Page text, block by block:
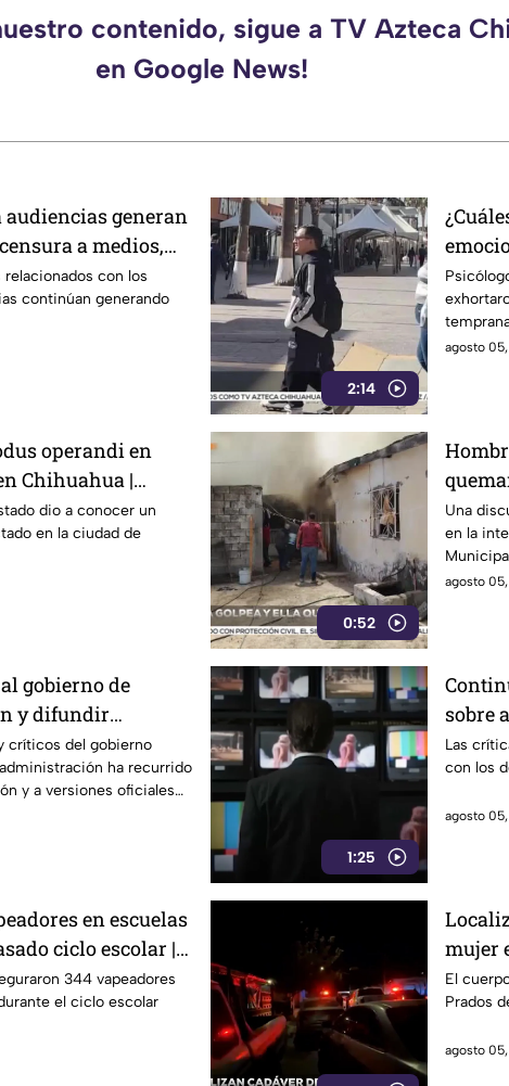
contenido, sigue a TV Azteca
en Google News!
generan
a medios,
con los
continúan generando
2:14
agosto
operandi en
Chihuahua |
dio a conocer un
en la ciudad de
0:52
Juárez
Una
en la
Juárez.
agosto
gobierno de
y difundir
críticos del gobierno
ha recurrido
y a versiones oficiales
1:25
sobre
Las
con los
agosto
en escuelas
ciclo escolar |
344 vapeadores
el ciclo escolar
mujer
El
Prados
agosto